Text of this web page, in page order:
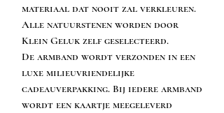
materiaal dat nooit zal verkleuren.
Alle natuurstenen worden door
Klein Geluk zelf geselecteerd.
De armband wordt verzonden in een
luxe milieuvriendelijke
cadeauverpakking. Bij iedere armband
wordt een kaartje meegeleverd